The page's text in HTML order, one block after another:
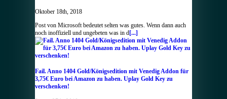
Oktober 18th, 2018
Post von Microsoft bedeutet selten was gutes. Wenn dann auch
noch inoffiziell und ungebeten was in d[...]
Fail. Anno 1404 Gold/Königsedition mit Venedig Addon für
3,75€ Euro bei Amazon zu haben. Uplay Gold Key zu
verschenken!